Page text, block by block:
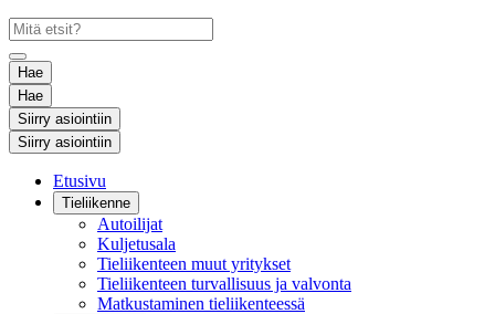
Hae
Hae
Siirry asiointiin
Siirry asiointiin
Etusivu
Tieliikenne
Autoilijat
Kuljetusala
Tieliikenteen muut yritykset
Tieliikenteen turvallisuus ja valvonta
Matkustaminen tieliikenteessä